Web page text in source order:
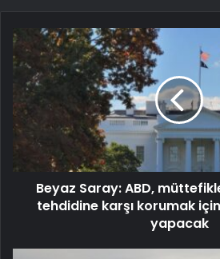
Beyaz Saray: ABD,
tehdidine karşı korumak
yapacak